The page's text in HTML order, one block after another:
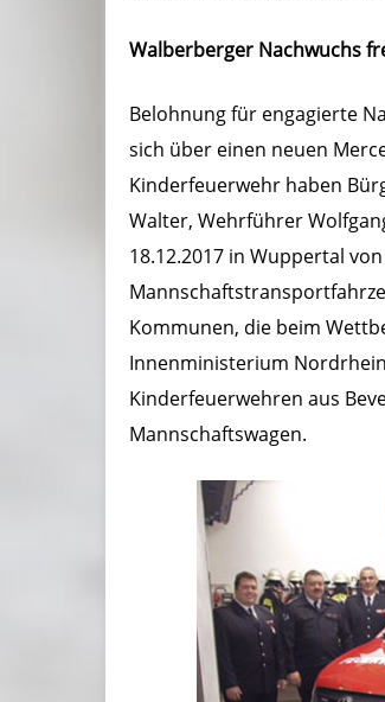
Walberberger Nachwuchs
Belohnung für engagierte
sich über einen neuen
Kinderfeuerwehr haben
Walter, Wehrführer
18.12.2017 in Wuppertal
Kommunen, die beim
Innenministerium
Kinderfeuerwehren aus
Mannschaftswagen.